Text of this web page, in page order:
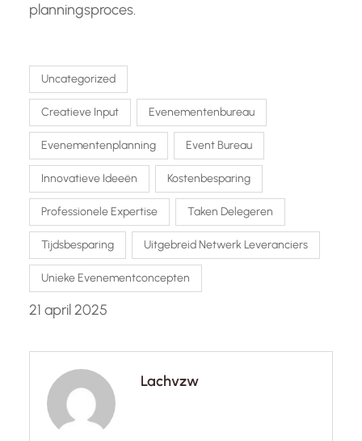
planningsproces.
Uncategorized
Creatieve Input Evenementenbureau
Evenementenplanning Event Bureau
Innovatieve Ideeën Kostenbesparing
Professionele Expertise Taken Delegeren
Tijdsbesparing Uitgebreid Netwerk Leveranciers
Unieke Evenementconcepten
21 april 2025
Lachvzw